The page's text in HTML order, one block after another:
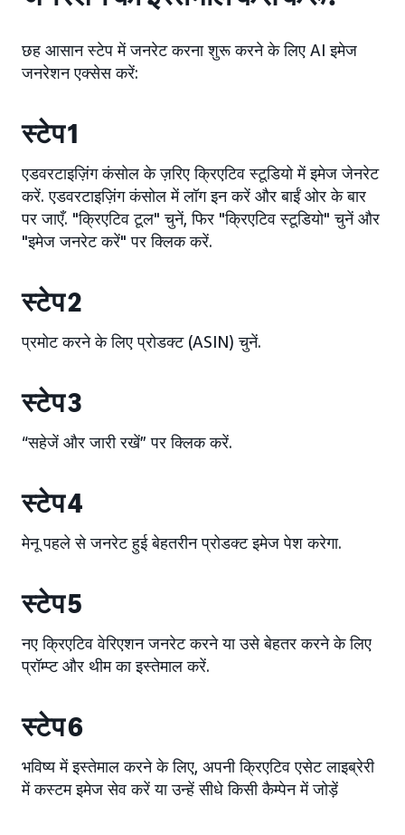
छह आसान स्टेप में जनरेट करना शुरू करने के लिए AI इमेज
जनरेशन एक्सेस करें:
स्टेप 1
एडवरटाइज़िंग कंसोल के ज़रिए क्रिएटिव स्टूडियो में इमेज जेनरेट
करें. एडवरटाइज़िंग कंसोल में लॉग इन करें और बाईं ओर के बार
पर जाएँ. "क्रिएटिव टूल" चुनें, फिर "क्रिएटिव स्टूडियो" चुनें और
"इमेज जनरेट करें" पर क्लिक करें.
स्टेप 2
प्रमोट करने के लिए प्रोडक्ट (ASIN) चुनें.
स्टेप 3
“सहेजें और जारी रखें” पर क्लिक करें.
स्टेप 4
मेनू पहले से जनरेट हुई बेहतरीन प्रोडक्ट इमेज पेश करेगा.
स्टेप 5
नए क्रिएटिव वेरिएशन जनरेट करने या उसे बेहतर करने के लिए
प्रॉम्प्ट और थीम का इस्तेमाल करें.
स्टेप 6
भविष्य में इस्तेमाल करने के लिए, अपनी क्रिएटिव एसेट लाइब्रेरी
में कस्टम इमेज सेव करें या उन्हें सीधे किसी कैम्पेन में जोड़ें